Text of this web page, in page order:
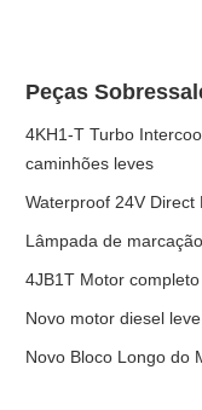
Peças
4KH1-T Turbo
caminhões leves
Waterproof 24V
Lâmpada de
4JB1T Motor
Novo motor diesel
Novo Bloco Longo do